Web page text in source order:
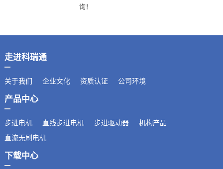
询！
走进科瑞通
关于我们 企业文化 资质认证 公司环境
产品中心
步进电机 直线步进电机 步进驱动器
机构产品
直流无刷电机
下载中心